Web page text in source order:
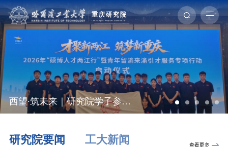
西望∙筑未来｜研究院学子参加“才聚新两江 筑梦新重庆”专项行动
研究院要闻 工大新闻